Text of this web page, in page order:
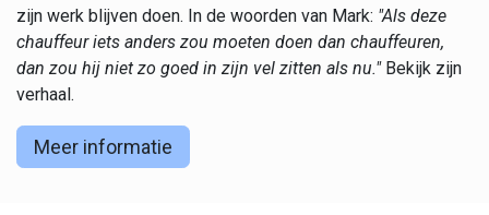
zijn werk blijven doen. In de woorden van Mark: "Als deze
chauffeur iets anders zou moeten doen dan chauffeuren,
dan zou hij niet zo goed in zijn vel zitten als nu."Bekijk zijn
verhaal.
Meer informatie